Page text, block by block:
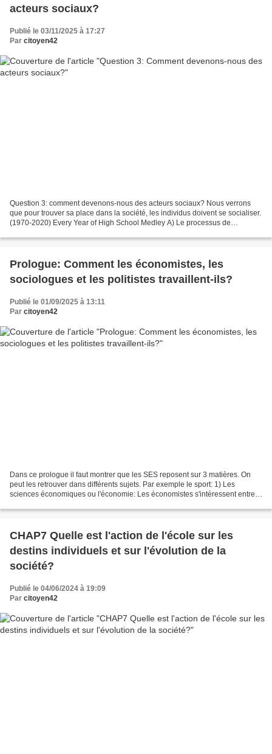
acteurs sociaux?
Publié le 03/11/2025 à 17:27
Par citoyen42
Question 3: comment devenons-nous des acteurs sociaux? Nous verrons
que pour trouver sa place dans la société, les individus doivent se socialiser.
(1970-2020) Every Year of High School Medley A) Le processus de
Prologue: Comment les économistes, les
sociologues et les politistes travaillent-ils?
Publié le 01/09/2025 à 13:11
Par citoyen42
Dans ce prologue il faut montrer que les SES reposent sur 3 matières. On
peut les retrouver dans différents sujets. Par exemple le sport: 1) Les
sciences économiques ou l'économie: Les économistes s'intéressent entre
CHAP7 Quelle est l'action de l'école sur les
destins individuels et sur l'évolution de la
société?
Publié le 04/06/2024 à 19:09
Par citoyen42